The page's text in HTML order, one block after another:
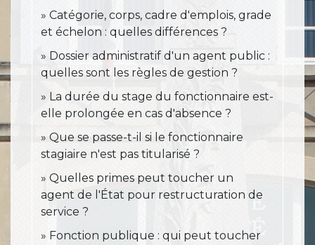
Catégorie, corps, cadre d'emplois, grade
et échelon : quelles différences ?
Dossier administratif d'un agent public :
quelles sont les règles de gestion ?
La durée du stage du fonctionnaire est-
elle prolongée en cas d'absence ?
Que se passe-t-il si le fonctionnaire
stagiaire n'est pas titularisé ?
Quelles primes peut toucher un
agent de l'État pour restructuration de
service ?
Fonction publique : qui peut toucher